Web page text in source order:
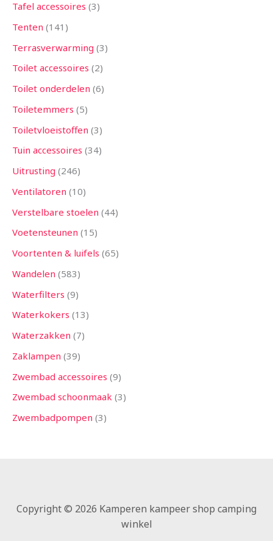
Tafel accessoires 3
Tenten 141
Terrasverwarming 3
Toilet accessoires 2
Toilet onderdelen 6
Toiletemmers 5
Toiletvloeistoffen 3
Tuin accessoires 34
Uitrusting 246
Ventilatoren 10
Verstelbare stoelen 44
Voetensteunen 15
Voortenten & luifels 65
Wandelen 583
Waterfilters 9
Waterkokers 13
Waterzakken 7
Zaklampen 39
Zwembad accessoires 9
Zwembad schoonmaak 3
Zwembadpompen 3
Copyright © 2026 Kamperen kampeer shop camping
winkel